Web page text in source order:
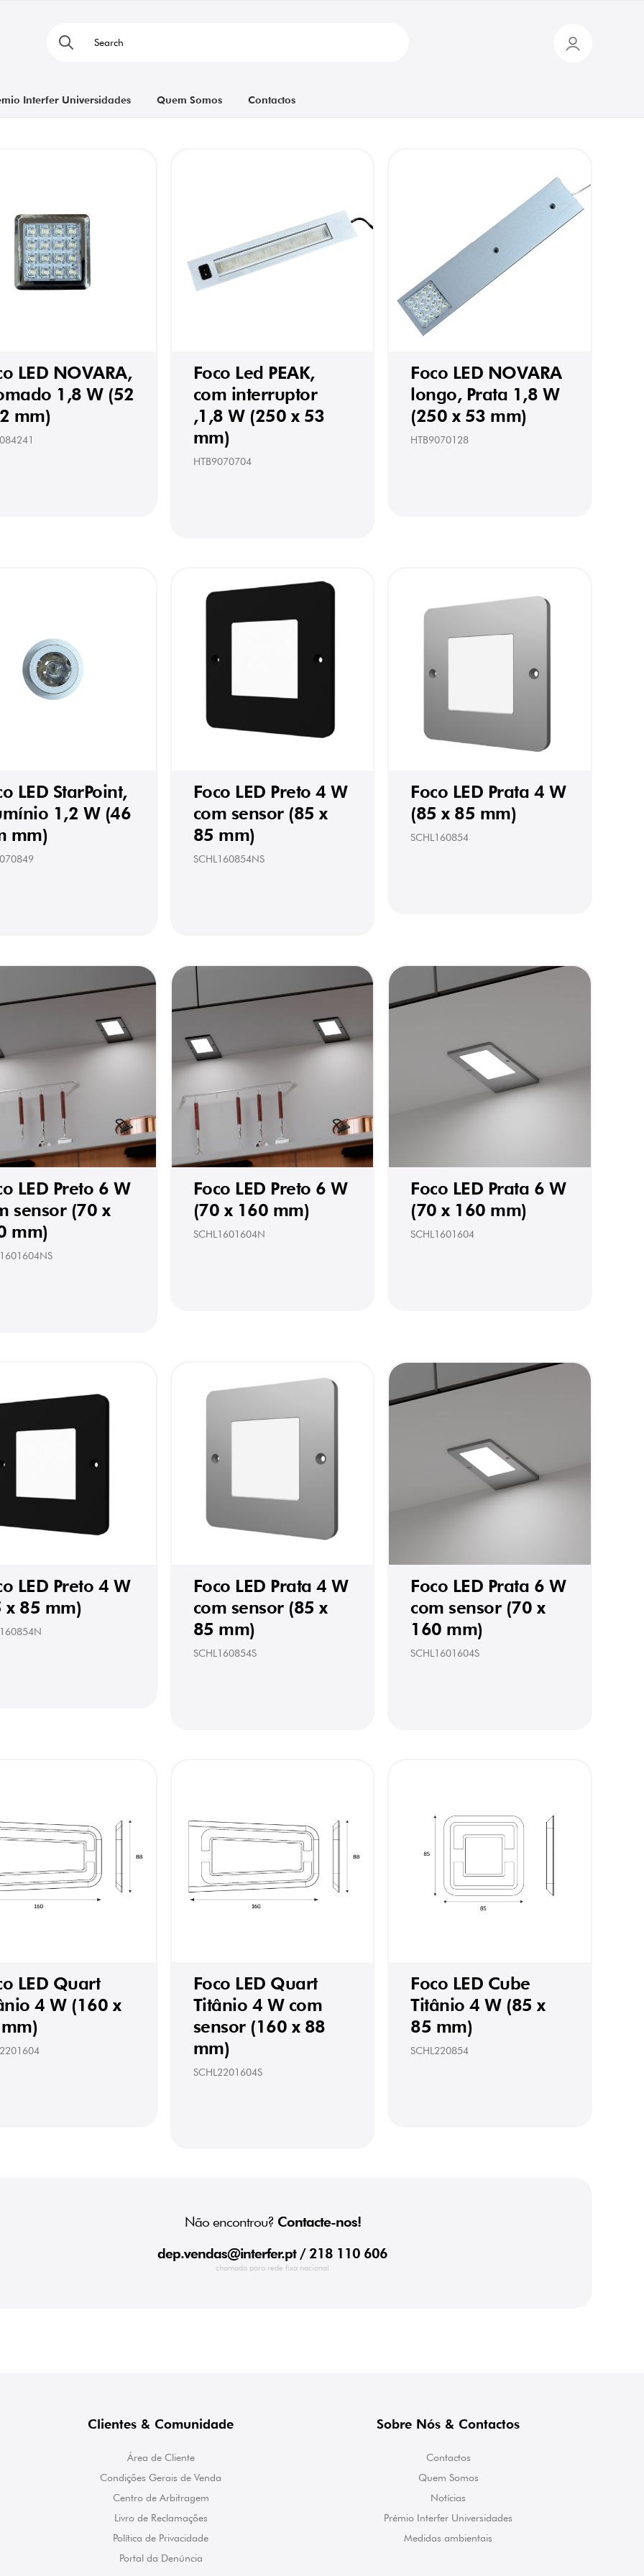
Interfer Universidades Quem Somos Contactos
LED NOVARA,
1,8 W (52
mm)
Foco Led PEAK,
com interruptor
,1,8 W (250 x 53
mm)
HTB9070704
Foco LED NOVARA
longo, Prata 1,8 W
(250 x 53 mm)
HTB9070128
LED StarPoint,
1,2 W (46
mm)
Foco LED Preto 4 W
com sensor (85 x
85 mm)
SCHL160854NS
Foco LED Prata 4 W
(85 x 85 mm)
SCHL160854
LED Preto 6 W
sensor (70 x
mm)
Foco LED Preto 6 W
(70 x 160 mm)
SCHL1601604N
Foco LED Prata 6 W
(70 x 160 mm)
SCHL1601604
LED Preto 4 W
x 85 mm)
Foco LED Prata 4 W
com sensor (85 x
85 mm)
SCHL160854S
Foco LED Prata 6 W
com sensor (70 x
160 mm)
SCHL1601604S
LED Quart
4 W (160 x
Foco LED Quart
Titânio 4 W com
sensor (160 x 88
mm)
SCHL2201604S
Foco LED Cube
Titânio 4 W (85 x
85 mm)
SCHL220854
Não encontrou? Contacte-nos!
dep.vendas@interfer.pt/ 218 110 606
chamada para rede fixa nacional
Clientes & Comunidade
Área de Cliente
Condições Gerais de Venda
Centro de Arbitragem
Livro de Reclamações
Política de Privacidade
Portal da Denúncia
Sobre Nós & Contactos
Contactos
Quem Somos
Notícias
Prémio Interfer Universidades
Medidas ambientais